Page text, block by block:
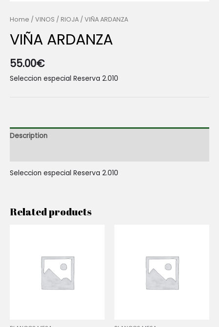
Home / VINOS / RIOJA / VIÑA ARDANZA
VIÑA ARDANZA
55.00€
Seleccion especial Reserva 2.010
Description
Seleccion especial Reserva 2.010
Related products